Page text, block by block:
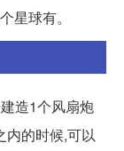
星球有。
造1个风扇炮
内的时候,可以